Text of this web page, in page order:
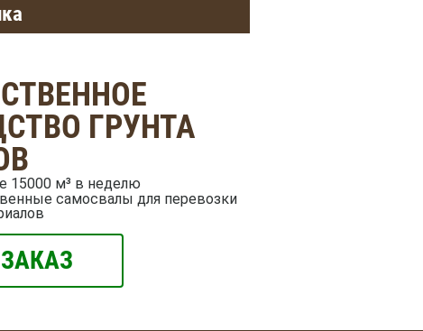
ГРУНТА
15000 м³ в неделю
самосвалы для перевозки